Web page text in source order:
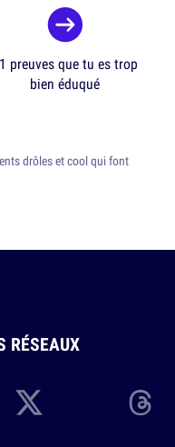
preuves que tu es trop
bien éduqué
drôles et cool qui font
RÉSEAUX